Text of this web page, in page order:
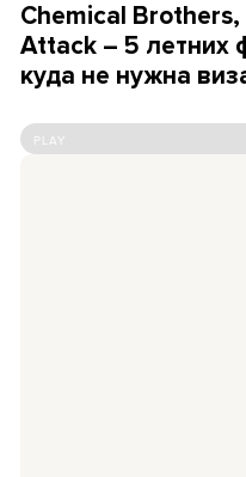
Chemical
Attack – 5 летних
куда не нужна
PLAY